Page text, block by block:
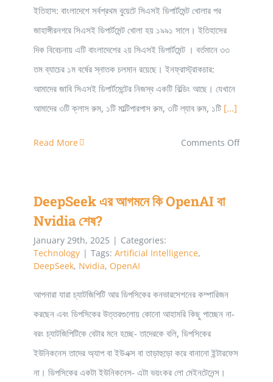
ইতিহাস: বাংলাদেশে সর্বপ্রথম বুয়েটে সিএসই ডিপার্টমেন্ট খোলার পর
জাহাঙ্গীরনগরে সিএসই ডিপার্টমেন্ট খোলা হয় ১৯৯১ সালে। ইতিহাসের
দিক বিবেচনায় এটি বাংলাদেশের ২য় সিএসই ডিপার্টমেন্ট । বর্তমানে ৩৩
তম ব্যাচের ১ম বর্ষের স্নাতক চলমান রয়েছে। ইনফ্রাস্ট্রাকচার:
আমাদের জাবি সিএসই ডিপার্টমেন্টের নিজস্ব একটি বিল্ডিং আছে। যেখানে
আমাদের ৩টি ক্লাস রুম, ১টি মাল্টিপারপাস রুম, ৩টি ল্যাব রুম, ১টি [...]
Read More Comments Offon
DeepSeek এর আগমনে কি OpenAI বা
Nvidia শেষ?
January 29th, 2025 | Categories:
Technology | Tags: Artificial Intelligence,
DeepSeek, Nvidia, OpenAI
আপনারা যারা চ্যাটজিপিটি আর ডিপসিকের কনভারসেশনের কম্পারিজন
করছেন এবং ডিপসিকের উত্তরগুলোয় কোনো আহামরি কিছু পাচ্ছেন না-
বরং চ্যাটজিপিটিকে বেটার মনে হচ্ছে- তাদেরকে বলি, ডিপসিকের
ইউনিকনেস তাদের অ্যাপ বা ইউএক্স বা তাড়াহুড়ো করে বানানো ইন্টারফেস
না। ডিপসিকের একটা ইউনিকনেস- এটা ভয়ংকর লো মেইনটেনেন্স।